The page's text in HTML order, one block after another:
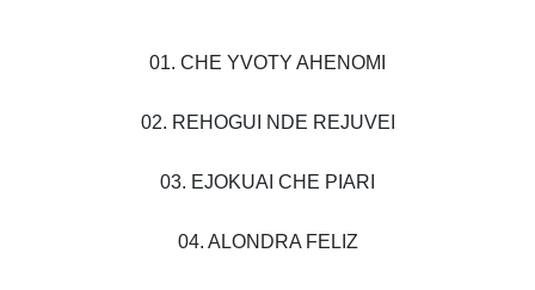
01. CHE YVOTY AHENOMI
02. REHOGUI NDE REJUVEI
03. EJOKUAI CHE PIARI
04. ALONDRA FELIZ